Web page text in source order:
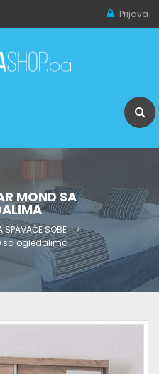
Prijava
MOND SA
SPAVAĆE SOBE
sa ogledalima